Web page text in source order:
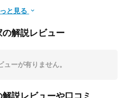
Kluster
役：Deborah Wigan
と見る
の解説レビュー
ューが有りません。
説レビューや口コミ